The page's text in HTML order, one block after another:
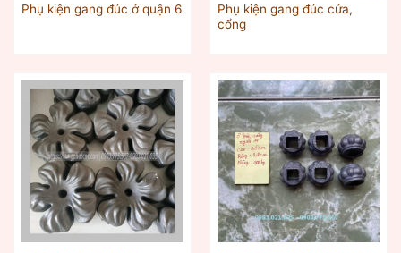
Phụ kiện gang đúc ở quận 6
Phụ kiện gang đúc cửa,
cổng